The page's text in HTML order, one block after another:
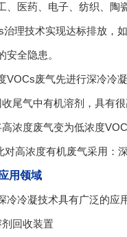
、医药、电子、纺织、陶
治理技术实现达标排放，
安全隐患。
VOCs废气先进行深冷冷
收尾气中有机溶剂，具有很
高浓度废气变为低浓度
对高浓度有机废气采用：
用领域
冷冷凝技术具有广泛的应
剂回收装置